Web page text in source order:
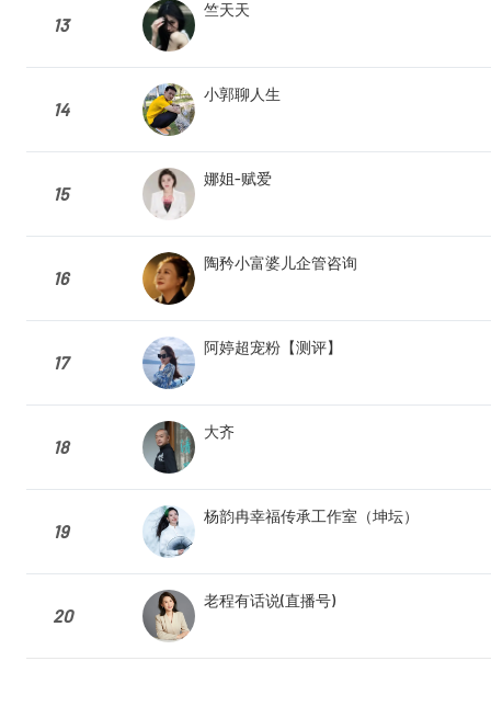
13
竺天天
14
小郭聊人生
15
娜姐-赋爱
16
陶矜小富婆儿企管咨询
17
阿婷超宠粉【测评】
18
大齐
19
杨韵冉幸福传承工作室（坤坛）
20
老程有话说(直播号)